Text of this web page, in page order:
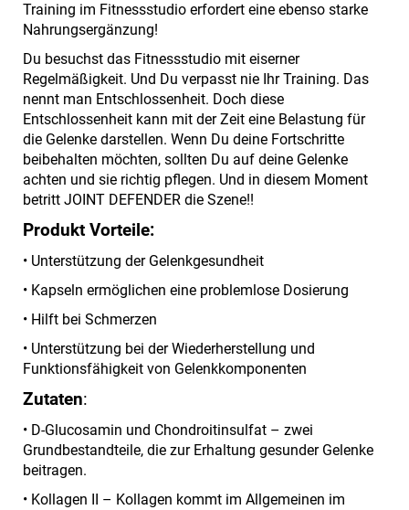
Training im Fitnessstudio erfordert eine ebenso starke
Nahrungsergänzung!
Du besuchst das Fitnessstudio mit eiserner
Regelmäßigkeit. Und Du verpasst nie Ihr Training. Das
nennt man Entschlossenheit. Doch diese
Entschlossenheit kann mit der Zeit eine Belastung für
die Gelenke darstellen. Wenn Du deine Fortschritte
beibehalten möchten, sollten Du auf deine Gelenke
achten und sie richtig pflegen. Und in diesem Moment
betritt JOINT DEFENDER die Szene!!
Produkt Vorteile:
• Unterstützung der Gelenkgesundheit
• Kapseln ermöglichen eine problemlose Dosierung
• Hilft bei Schmerzen
• Unterstützung bei der Wiederherstellung und
Funktionsfähigkeit von Gelenkkomponenten
Zutaten:
• D-Glucosamin und Chondroitinsulfat – zwei
Grundbestandteile, die zur Erhaltung gesunder Gelenke
beitragen.
• Kollagen II – Kollagen kommt im Allgemeinen im